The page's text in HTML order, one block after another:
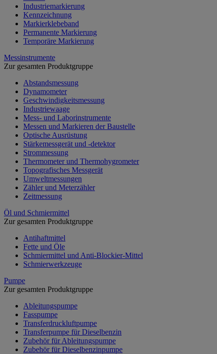
Industriemarkierung
Kennzeichnung
Markierklebeband
Permanente Markierung
Temporäre Markierung
Messinstrumente
Zur gesamten Produktgruppe
Abstandsmessung
Dynamometer
Geschwindigkeitsmessung
Industriewaage
Mess- und Laborinstrumente
Messen und Markieren der Baustelle
Optische Ausrüstung
Stärkemessgerät und -detektor
Strommessung
Thermometer und Thermohygrometer
Topografisches Messgerät
Umweltmessungen
Zähler und Meterzähler
Zeitmessung
Öl und Schmiermittel
Zur gesamten Produktgruppe
Antihaftmittel
Fette und Öle
Schmiermittel und Anti-Blockier-Mittel
Schmierwerkzeuge
Pumpe
Zur gesamten Produktgruppe
Ableitungspumpe
Fasspumpe
Transferdruckluftpumpe
Transferpumpe für Dieselbenzin
Zubehör für Ableitungspumpe
Zubehör für Dieselbenzinpumpe